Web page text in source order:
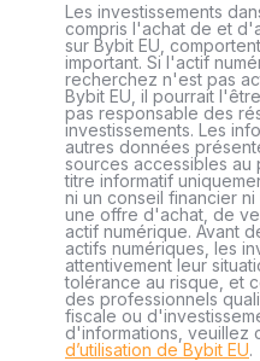
Les investissements
compris l'achat de et
sur Bybit EU,
important. Si l'actif
recherchez n'est pas
Bybit EU, il pourrait
pas responsable des
investissements. Les
autres données
sources accessibles au
titre informatif
ni un conseil financier
une offre d'achat, de
actif numérique. Avant
actifs numériques, les
attentivement leur
tolérance au risque, et
des professionnels
fiscale ou
d'informations, veuillez
d’utilisation de Bybit EU.